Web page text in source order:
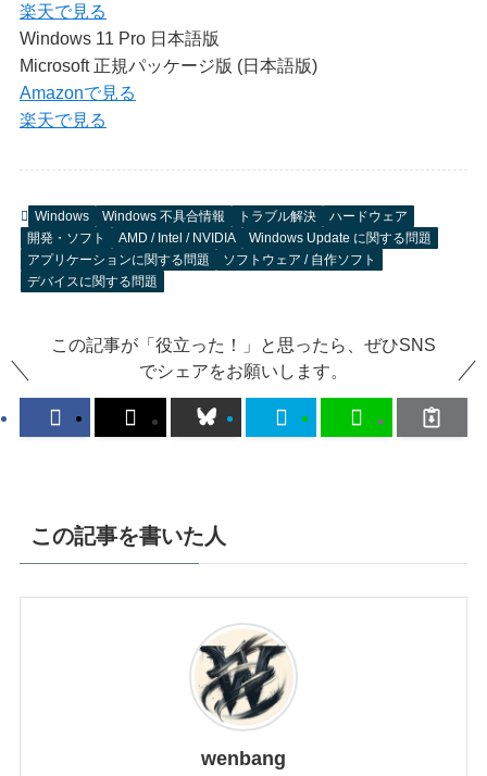
楽天で見る
Windows 11 Pro 日本語版
Microsoft 正規パッケージ版 (日本語版)
Amazonで見る
楽天で見る
Windows Windows 不具合情報 トラブル解決
ハードウェア
開発・ソフト
AMD / Intel / NVIDIA
Windows Update に関する問題
アプリケーションに関する問題
ソフトウェア / 自作ソフト
デバイスに関する問題
この記事が「役立った！」と思ったら、ぜひSNS
でシェアをお願いします。
この記事を書いた人
wenbang